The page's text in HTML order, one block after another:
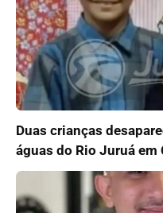
Duas crianças
águas do Rio Juruá em